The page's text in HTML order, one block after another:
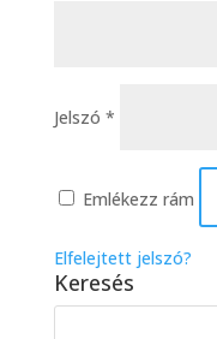
Jelszó *
Emlékezz rám
Elfelejtett jelszó?
Keresés